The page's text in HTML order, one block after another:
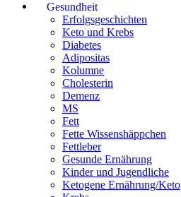
Gesundheit
Erfolgsgeschichten
Keto und Krebs
Diabetes
Adipositas
Kolumne
Cholesterin
Demenz
MS
Fett
Fette Wissenshäppchen
Fettleber
Gesunde Ernährung
Kinder und Jugendliche
Ketogene Ernährung/Keto